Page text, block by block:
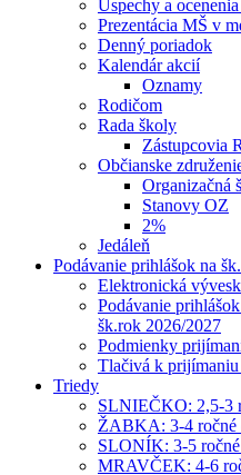
Úspechy a
Prezentácia MŠ v
Denný poriadok
Kalendár akcií
Oznamy
Rodičom
Rada školy
Zástupcovia
Občianske
Organizačná
Stanovy OZ
2%
Jedáleň
Podávanie prihlášok na
Elektronická
Podávanie
šk.rok 2026/2027
Podmienky
Tlačivá k
Triedy
SLNIEČKO: 2,5-3
ŽABKA: 3-4 ročné
SLONÍK: 3-5
MRAVČEK: 4-6